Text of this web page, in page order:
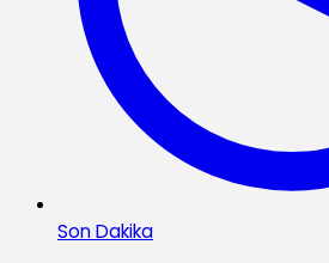
Son Dakika